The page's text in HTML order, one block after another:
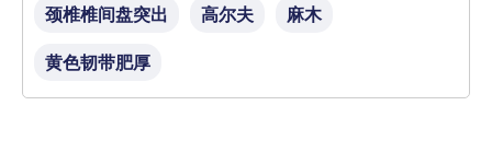
颈椎椎间盘突出
高尔夫
麻木
黄色韧带肥厚